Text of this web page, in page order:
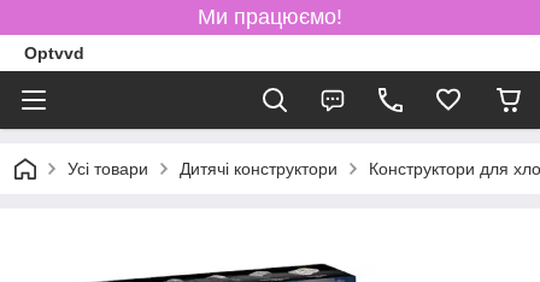
Ми працюємо!
Optvvd
Усі товари Дитячі конструктори Конструктори для